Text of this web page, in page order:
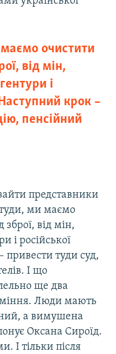
очистити
від мін,
і
крок –
пенсійний
представники
ми маємо
від мін,
і російської
туди суд,
І що
ще два
Люди мають
а вимушена
Оксана Сироїд.
І тільки після